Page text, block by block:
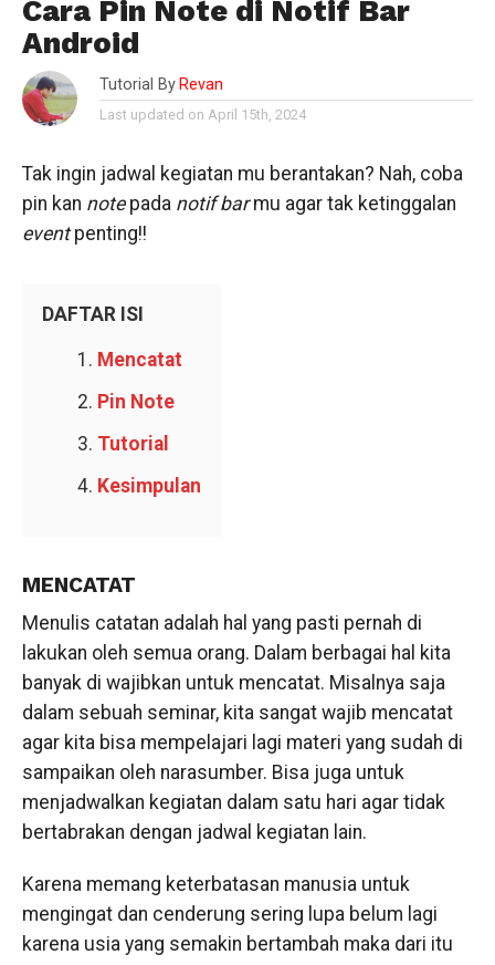
Cara Pin Note di Notif Bar
Android
Tutorial By Revan
Last updated on April 15th, 2024
Tak ingin jadwal kegiatan mu berantakan? Nah, coba
pin kan notepada notif barmu agar tak ketinggalan
eventpenting!!
DAFTAR ISI
Mencatat
Pin Note
Tutorial
Kesimpulan
MENCATAT
Menulis catatan adalah hal yang pasti pernah di
lakukan oleh semua orang. Dalam berbagai hal kita
banyak di wajibkan untuk mencatat. Misalnya saja
dalam sebuah seminar, kita sangat wajib mencatat
agar kita bisa mempelajari lagi materi yang sudah di
sampaikan oleh narasumber. Bisa juga untuk
menjadwalkan kegiatan dalam satu hari agar tidak
bertabrakan dengan jadwal kegiatan lain.
Karena memang keterbatasan manusia untuk
mengingat dan cenderung sering lupa belum lagi
karena usia yang semakin bertambah maka dari itu